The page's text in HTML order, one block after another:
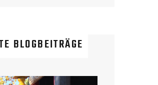
BLOGBEITRÄGE